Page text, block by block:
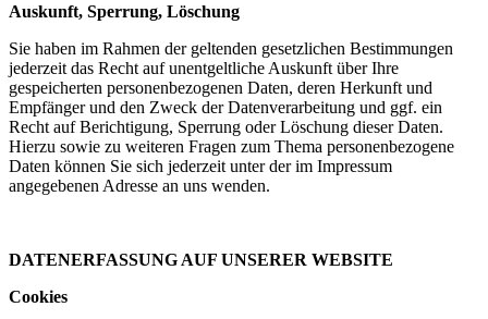
Auskunft, Sperrung, Löschung
Sie haben im Rahmen der geltenden gesetzlichen Bestimmungen
jederzeit das Recht auf unentgeltliche Auskunft über Ihre
gespeicherten personenbezogenen Daten, deren Herkunft und
Empfänger und den Zweck der Datenverarbeitung und ggf. ein
Recht auf Berichtigung, Sperrung oder Löschung dieser Daten.
Hierzu sowie zu weiteren Fragen zum Thema personenbezogene
Daten können Sie sich jederzeit unter der im Impressum
angegebenen Adresse an uns wenden.
DATENERFASSUNG AUF UNSERER WEBSITE
Cookies